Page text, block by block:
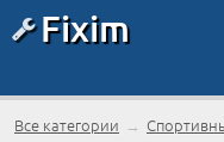
Fixim
Все категории →